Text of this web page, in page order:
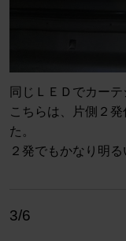
同じＬＥＤでカーテ
こちらは、片側２
た。
２発でもかなり明
3/6